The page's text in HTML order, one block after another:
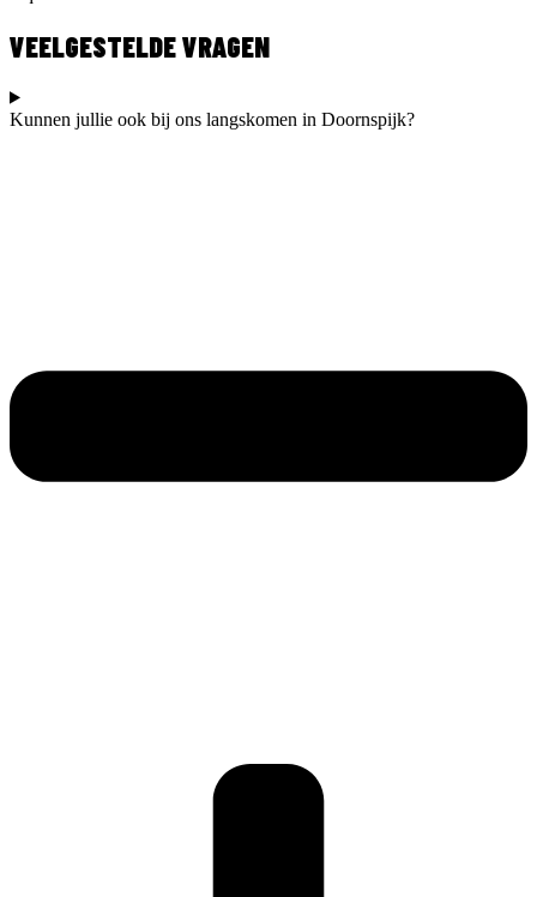
VEELGESTELDE VRAGEN
Kunnen jullie ook bij ons langskomen in Doornspijk?